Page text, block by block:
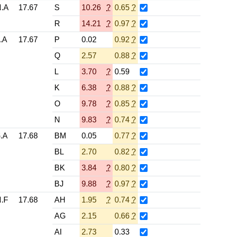
17.67 S 10.26 ? 0.65 ?
R
14.21 ? 0.97 ?
17.67 P 0.02 0.92 ?
Q
2.57 0.88 ?
L
3.70 ? 0.59
K
6.38 ? 0.88 ?
O
9.78 ? 0.85 ?
N
9.83 ? 0.74 ?
17.68 BM 0.05 0.77 ?
BL
2.70 0.82 ?
BK
3.84 ? 0.80 ?
BJ
9.88 ? 0.97 ?
17.68 AH 1.95 ? 0.74 ?
AG
2.15 0.66 ?
AI
2.73
0.33